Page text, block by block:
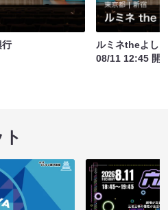
行
ルミネtheよし
08/11 12:45 開